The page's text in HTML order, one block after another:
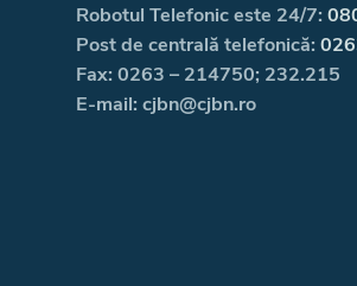
Robotul Telefonic este 24/7:
Post de centrală telefonică:
Fax: 0263 – 214750; 232.215
E-mail: cjbn@cjbn.ro